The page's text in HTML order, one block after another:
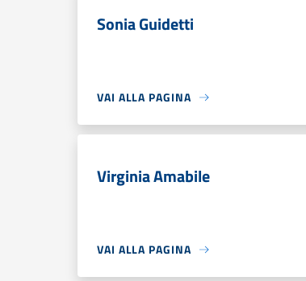
Sonia Guidetti
VAI ALLA PAGINA
Virginia Amabile
VAI ALLA PAGINA